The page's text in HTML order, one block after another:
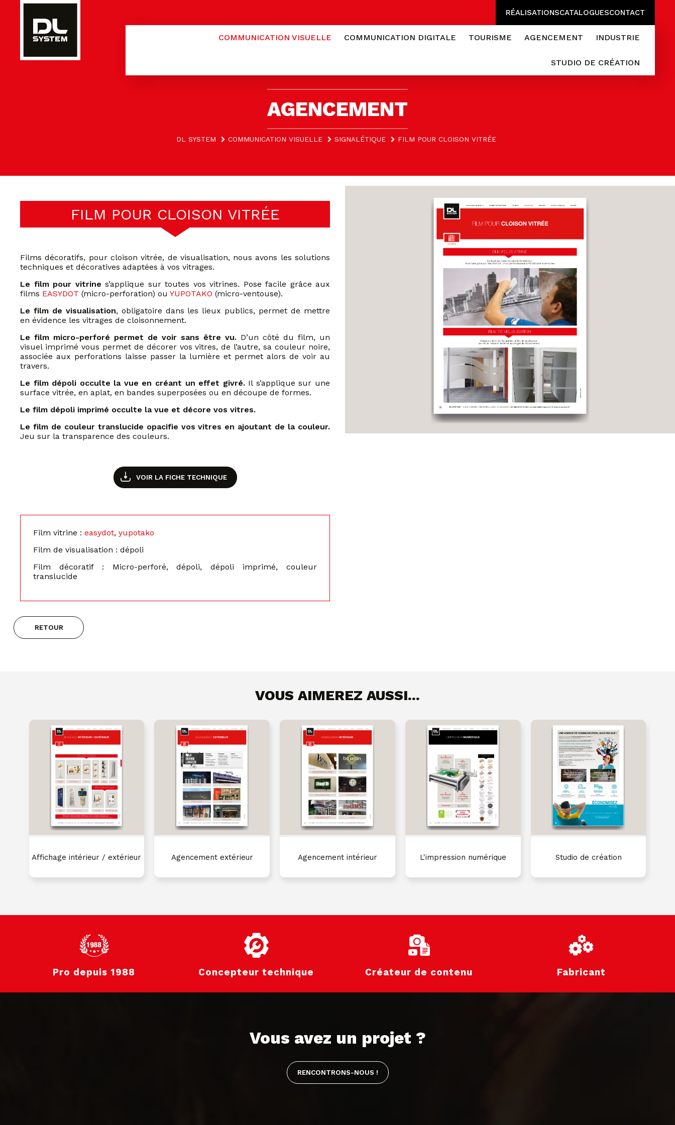
COMMUNICATION VISUELLE COMMUNICATION DIGITALE TOURISME AGENCEMENT INDUSTRIE
STUDIO DE CRÉATION
RÉALISATIONSCATALOGUESCONTACT
DL SYSTEM COMMUNICATION VISUELLE SIGNALÉTIQUE FILM POUR CLOISON VITRÉE
AGENCEMENT
FILM POUR CLOISON VITRÉE
Films décoratifs, pour cloison vitrée, de visualisation, nous avons les solutions
techniques et décoratives adaptées à vos vitrages.
Le film pour vitrine s’applique sur toutes vos vitrines. Pose facile grâce aux
films EASYDOT (micro-perforation) ou YUPOTAKO (micro-ventouse).
Le film de visualisation, obligatoire dans les lieux publics, permet de mettre
en évidence les vitrages de cloisonnement.
Le film micro-perforé permet de voir sans être vu. D’un côté du film, un
visuel imprimé vous permet de décorer vos vitres, de l’autre, sa couleur noire,
associée aux perforations laisse passer la lumière et permet alors de voir au
travers.
Le film dépoli occulte la vue en créant un effet givré. Il s’applique sur une
surface vitrée, en aplat, en bandes superposées ou en découpe de formes.
Le film dépoli imprimé occulte la vue et décore vos vitres.
Le film de couleur translucide opacifie vos vitres en ajoutant de la couleur.
Jeu sur la transparence des couleurs.
VOIR LA FICHE TECHNIQUE
Film vitrine : easydot, yupotako
Film de visualisation : dépoli
Film décoratif : Micro-perforé, dépoli, dépoli imprimé, couleur
translucide
RETOUR
VOUS AIMEREZ AUSSI...
Affichage intérieur / extérieur Agencement extérieur Agencement intérieur L'impression numérique Studio de création
Pro depuis 1988 Concepteur technique Créateur de contenu Fabricant
Vous avez un projet ?
RENCONTRONS-NOUS !
Panneau de gestion des cookies